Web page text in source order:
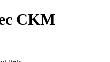
CKM